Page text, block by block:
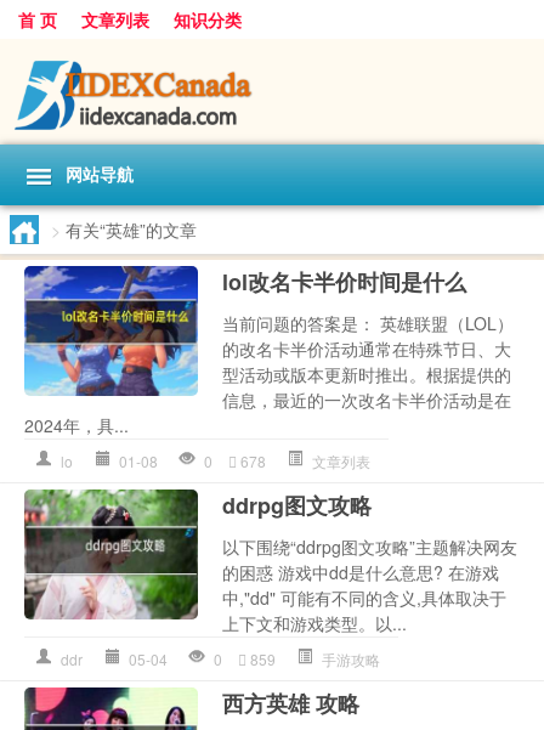
首 页 文章列表 知识分类
网站导航
> 有关“英雄”的文章
lol改名卡半价时间是什么
当前问题的答案是： 英雄联盟（LOL）
的改名卡半价活动通常在特殊节日、大
型活动或版本更新时推出。根据提供的
信息，最近的一次改名卡半价活动是在
2024年，具...
lo 01-08 0 678 文章列表
ddrpg图文攻略
以下围绕“ddrpg图文攻略”主题解决网友
的困惑 游戏中dd是什么意思? 在游戏
中,"dd" 可能有不同的含义,具体取决于
上下文和游戏类型。以...
ddr 05-04 0 859 手游攻略
西方英雄 攻略